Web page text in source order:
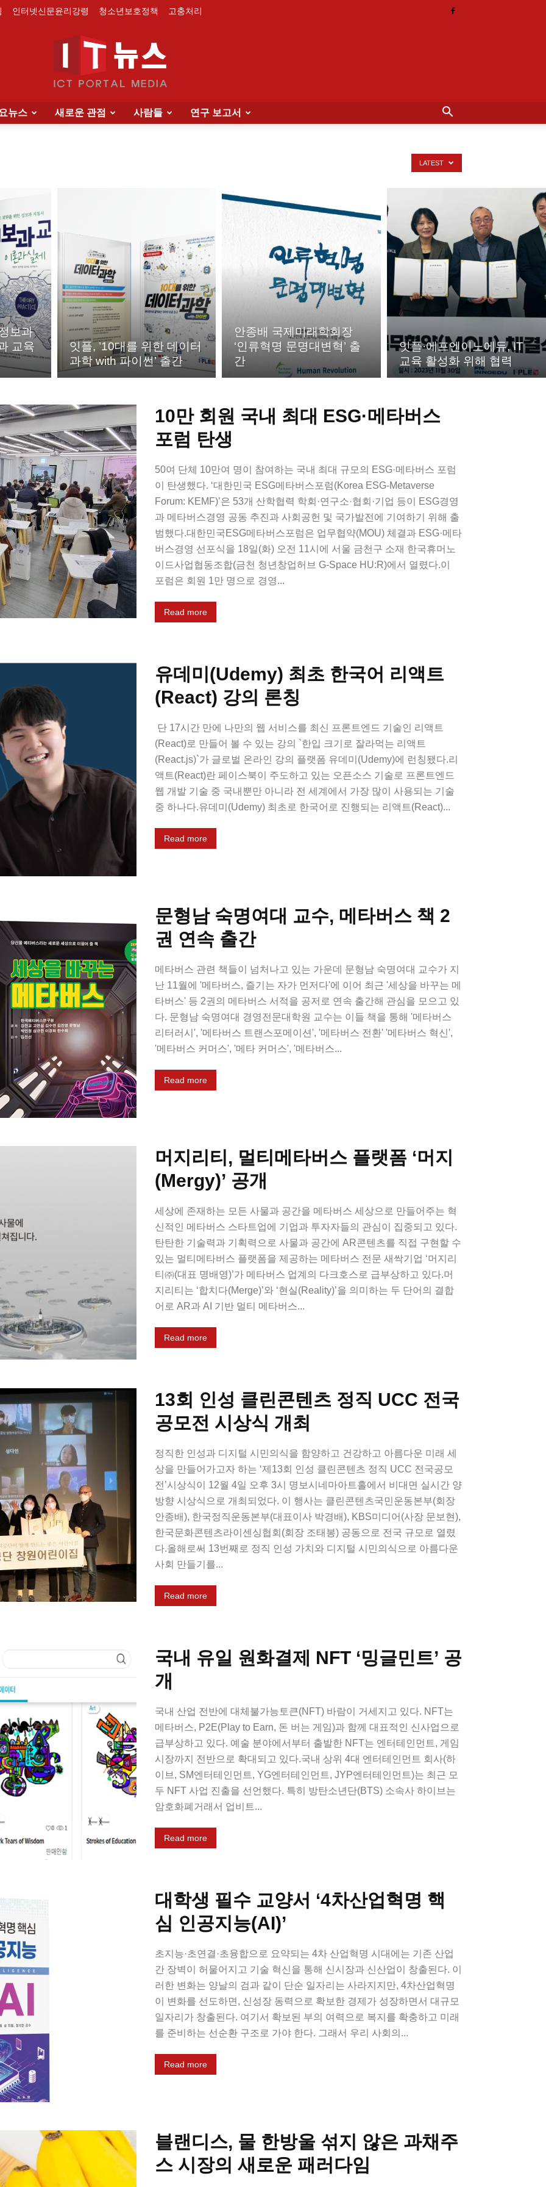
인터넷신문윤리강령 청소년보호정책 고충처리
뉴스 새로운 관점 사람들 연구 보고서
LATEST
보과
교육
잇플, ’10대를 위한 데이터
과학 with 파이썬’ 출간
안종배 국제미래학회장
‘인류혁명 문명대변혁’ 출
간
잇플·에프엔이노에듀, IT
교육 활성화 위해 협력
10만 회원 국내 최대 ESG·메타버스
포럼 탄생
50여 단체 10만여 명이 참여하는 국내 최대 규모의 ESG·메타버스 포럼
이 탄생했다. ‘대한민국 ESG메타버스포럼(Korea ESG-Metaverse
Forum: KEMF)’은 53개 산학협력 학회·연구소·협회·기업 등이 ESG경영
과 메타버스경영 공동 추진과 사회공헌 및 국가발전에 기여하기 위해 출
범했다.대한민국ESG메타버스포럼은 업무협약(MOU) 체결과 ESG·메타
버스경영 선포식을 18일(화) 오전 11시에 서울 금천구 소재 한국휴머노
이드사업협동조합(금천 청년창업허브 G-Space HU:R)에서 열렸다.이
포럼은 회원 1만 명으로 경영...
Read more
유데미(Udemy) 최초 한국어 리액트
(React) 강의 론칭
단 17시간 만에 나만의 웹 서비스를 최신 프론트엔드 기술인 리액트
(React)로 만들어 볼 수 있는 강의 `한입 크기로 잘라먹는 리액트
(React.js)`가 글로벌 온라인 강의 플랫폼 유데미(Udemy)에 런칭됐다.리
액트(React)란 페이스북이 주도하고 있는 오픈소스 기술로 프론트엔드
웹 개발 기술 중 국내뿐만 아니라 전 세계에서 가장 많이 사용되는 기술
중 하나다.유데미(Udemy) 최초로 한국어로 진행되는 리액트(React)...
Read more
문형남 숙명여대 교수, 메타버스 책 2
권 연속 출간
메타버스 관련 책들이 넘처나고 있는 가운데 문형남 숙명여대 교수가 지
난 11월에 '메타버스, 즐기는 자가 먼저다'에 이어 최근 '세상을 바꾸는 메
타버스' 등 2권의 메타버스 서적을 공저로 연속 출간해 관심을 모으고 있
다. 문형남 숙명여대 경영전문대학원 교수는 이들 책을 통해 '메타버스
리터러시', '메타버스 트랜스포메이션', '메타버스 전환' '메타버스 혁신',
'메타버스 커머스', '메타 커머스', '메타버스...
Read more
머지리티, 멀티메타버스 플랫폼 ‘머지
(Mergy)’ 공개
세상에 존재하는 모든 사물과 공간을 메타버스 세상으로 만들어주는 혁
신적인 메타버스 스타트업에 기업과 투자자들의 관심이 집중되고 있다.
탄탄한 기술력과 기획력으로 사물과 공간에 AR콘텐츠를 직접 구현할 수
있는 멀티메타버스 플랫폼을 제공하는 메타버스 전문 새싹기업 ‘머지리
티㈜(대표 명배영)’가 메타버스 업계의 다크호스로 급부상하고 있다.머
지리티는 ‘합치다(Merge)’와 ‘현실(Reality)’을 의미하는 두 단어의 결합
어로 AR과 AI 기반 멀티 메타버스...
Read more
13회 인성 클린콘텐츠 정직 UCC 전국
공모전 시상식 개최
정직한 인성과 디지털 시민의식을 함양하고 건강하고 아름다운 미래 세
상을 만들어가고자 하는 ‘제13회 인성 클린콘텐츠 정직 UCC 전국공모
전’시상식이 12월 4일 오후 3시 명보시네마아트홀에서 비대면 실시간 양
방향 시상식으로 개최되었다. 이 행사는 클린콘텐츠국민운동본부(회장
안종배), 한국정직운동본부(대표이사 박경배), KBS미디어(사장 문보현),
한국문화콘텐츠라이센싱협회(회장 조태봉) 공동으로 전국 규모로 열렸
다.올해로써 13번째로 정직 인성 가치와 디지털 시민의식으로 아름다운
사회 만들기를...
Read more
국내 유일 원화결제 NFT ‘밍글민트’ 공
개
국내 산업 전반에 대체불가능토큰(NFT) 바람이 거세지고 있다. NFT는
메타버스, P2E(Play to Earn, 돈 버는 게임)과 함께 대표적인 신사업으로
급부상하고 있다. 예술 분야에서부터 출발한 NFT는 엔터테인먼트, 게임
시장까지 전반으로 확대되고 있다.국내 상위 4대 엔터테인먼트 회사(하
이브, SM엔터테인먼트, YG엔터테인먼트, JYP엔터테인먼트)는 최근 모
두 NFT 사업 진출을 선언했다. 특히 방탄소년단(BTS) 소속사 하이브는
암호화폐거래서 업비트...
Read more
대학생 필수 교양서 ‘4차산업혁명 핵
심 인공지능(AI)’
초지능·초연결·초융합으로 요약되는 4차 산업혁명 시대에는 기존 산업
간 장벽이 허물어지고 기술 혁신을 통해 신시장과 신산업이 창출된다. 이
러한 변화는 양날의 검과 같이 단순 일자리는 사라지지만, 4차산업혁명
이 변화를 선도하면, 신성장 동력으로 확보한 경제가 성장하면서 대규모
일자리가 창출된다. 여기서 확보된 부의 여력으로 복지를 확충하고 미래
를 준비하는 선순환 구조로 가야 한다. 그래서 우리 사회의...
Read more
블랜디스, 물 한방울 섞지 않은 과채주
스 시장의 새로운 패러다임